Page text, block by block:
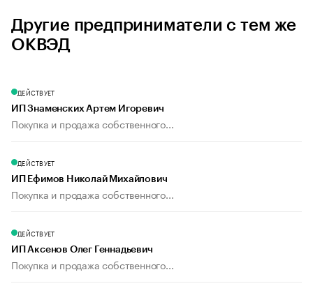
Другие предприниматели с тем же
ОКВЭД
ДЕЙСТВУЕТ
ИП Знаменских Артем Игоревич
Покупка и продажа собственного...
ДЕЙСТВУЕТ
ИП Ефимов Николай Михайлович
Покупка и продажа собственного...
ДЕЙСТВУЕТ
ИП Аксенов Олег Геннадьевич
Покупка и продажа собственного...